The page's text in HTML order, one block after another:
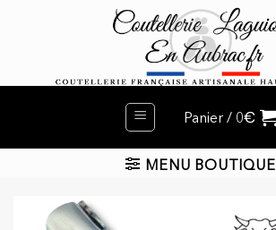
Panier / 0€
MENU BOUTIQUE